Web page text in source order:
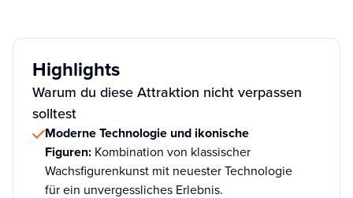
Highlights
Warum du diese Attraktion nicht verpassen
solltest
Moderne Technologie und ikonische
Figuren: Kombination von klassischer
Wachsfigurenkunst mit neuester Technologie
für ein unvergessliches Erlebnis.